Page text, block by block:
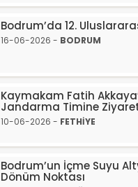
Bodrum’da 12.
16-06-2026 - BODRUM
Kaymakam Fatih
Jandarma Timine
10-06-2026 - FETHİYE
Bodrum’un İçme Suyu
Dönüm Noktası